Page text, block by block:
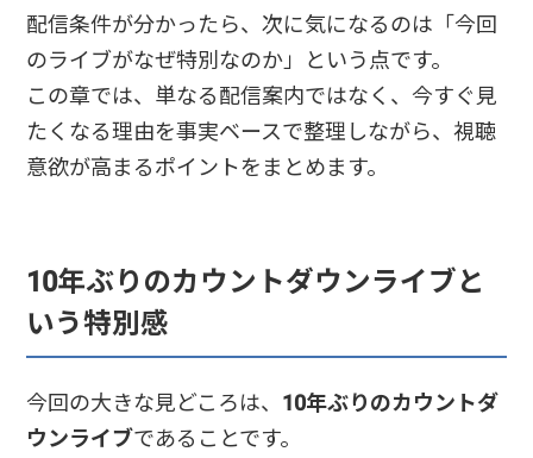
配信条件が分かったら、次に気になるのは「今回
のライブがなぜ特別なのか」という点です。
この章では、単なる配信案内ではなく、今すぐ見
たくなる理由を事実ベースで整理しながら、視聴
意欲が高まるポイントをまとめます。
10年ぶりのカウントダウンライブと
いう特別感
今回の大きな見どころは、 10年ぶりのカウントダ
ウンライブであることです。